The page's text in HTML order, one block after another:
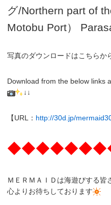
グ/Northern part of
Motobu Port）
写真のダウンロードはこちらか
Download from the below links
↓↓
【URL： http://30d.jp/
ＭＥＲＭＡＩＤは海遊びする皆
心よりお待ちしております